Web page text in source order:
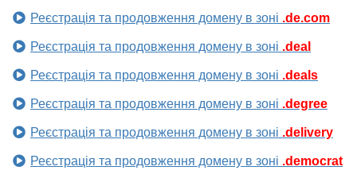
Реєстрація та продовження домену в зоні .de.com
Реєстрація та продовження домену в зоні .deal
Реєстрація та продовження домену в зоні .deals
Реєстрація та продовження домену в зоні .degree
Реєстрація та продовження домену в зоні .delivery
Реєстрація та продовження домену в зоні .democrat